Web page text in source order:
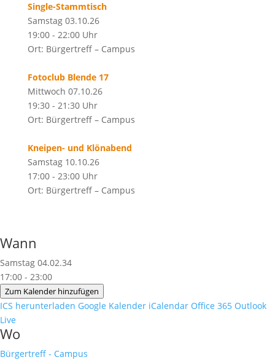
Single-Stammtisch
Samstag 03.10.26
19:00 - 22:00 Uhr
Ort: Bürgertreff – Campus
Fotoclub Blende 17
Mittwoch 07.10.26
19:30 - 21:30 Uhr
Ort: Bürgertreff – Campus
Kneipen- und Klönabend
Samstag 10.10.26
17:00 - 23:00 Uhr
Ort: Bürgertreff – Campus
Wann
Samstag 04.02.34
17:00 - 23:00
Zum Kalender hinzufügen
ICS herunterladen Google Kalender iCalendar Office 365 Outlook
Live
Wo
Bürgertreff - Campus